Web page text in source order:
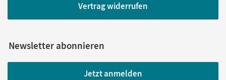
Vertrag widerrufen
Newsletter abonnieren
Jetzt anmelden